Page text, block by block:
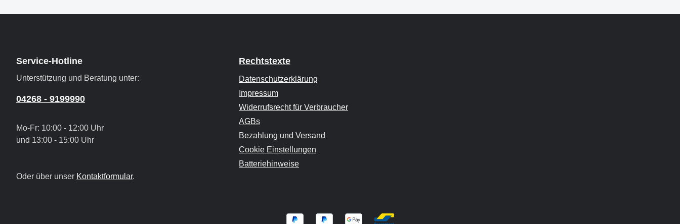
Service-Hotline
Unterstützung und Beratung unter:
04268 - 9199990
Mo-Fr: 10:00 - 12:00 Uhr
und 13:00 - 15:00 Uhr
Oder über unser Kontaktformular.
Rechtstexte
Datenschutzerklärung
Impressum
Widerrufsrecht für Verbraucher
AGBs
Bezahlung und Versand
Cookie Einstellungen
Batteriehinweise